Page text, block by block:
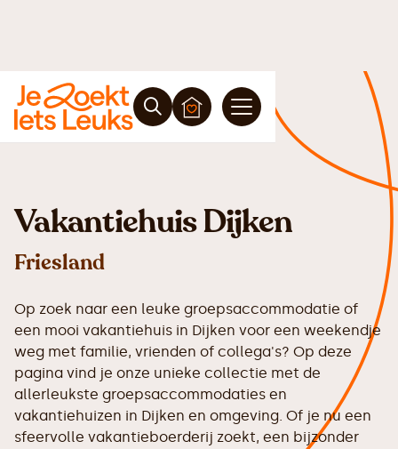
Vakantiehuis Dijken
Friesland
Op zoek naar een leuke groepsaccommodatie of
een mooi vakantiehuis in Dijken voor een weekendje
weg met familie, vrienden of collega's? Op deze
pagina vind je onze unieke collectie met de
allerleukste groepsaccommodaties en
vakantiehuizen in Dijken en omgeving. Of je nu een
sfeervolle vakantieboerderij zoekt, een bijzonder